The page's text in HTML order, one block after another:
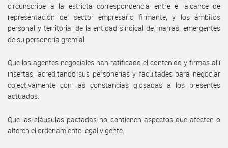
circunscribe a la estricta correspondencia entre el alcance de
representación del sector empresario firmante, y los ámbitos
personal y territorial de la entidad sindical de marras, emergentes
de su personería gremial.
Que los agentes negociales han ratificado el contenido y firmas allí
insertas, acreditando sus personerías y facultades para negociar
colectivamente con las constancias glosadas a los presentes
actuados.
Que las cláusulas pactadas no contienen aspectos que afecten o
alteren el ordenamiento legal vigente.